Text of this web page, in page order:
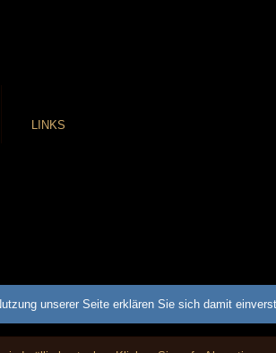
LINKS
unserer Seite erklären Sie sich damit